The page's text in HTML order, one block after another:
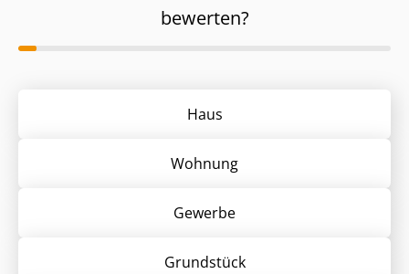
bewerten?
Haus
Wohnung
Gewerbe
Grund­stück